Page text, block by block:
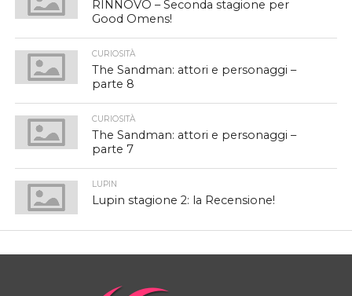
RINNOVO – Seconda stagione per
Good Omens!
CURIOSITÀ
The Sandman: attori e personaggi –
parte 8
CURIOSITÀ
The Sandman: attori e personaggi –
parte 7
LUPIN
Lupin stagione 2: la Recensione!